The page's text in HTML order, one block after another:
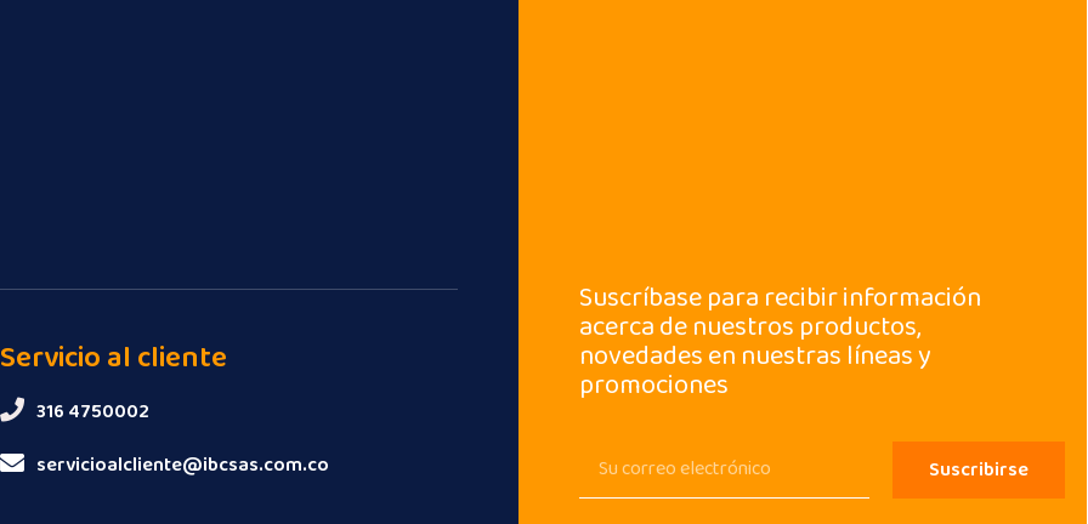
Servicio al cliente
316 4750002
servicioalcliente@ibcsas.com.co
Suscríbase para recibir información
acerca de nuestros productos,
novedades en nuestras líneas y
promociones
Suscribirse